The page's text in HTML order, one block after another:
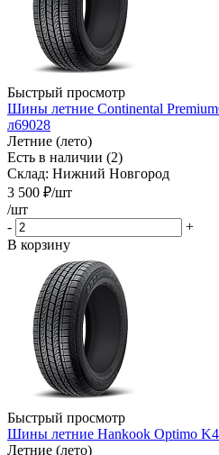
Быстрый просмотр
Шины летние Continental
л69028
Летние (лето)
Есть в наличии (2)
Склад: Нижний Новгород
3 500 ₽/шт
/шт
-
+
В корзину
Быстрый просмотр
Шины летние Hankook Optimo
Летние (лето)